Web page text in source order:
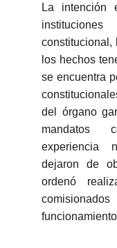
La intención
constitucional,
los hechos
se encuentra
del órgano
mandatos
experiencia
dejaron de
ordenó